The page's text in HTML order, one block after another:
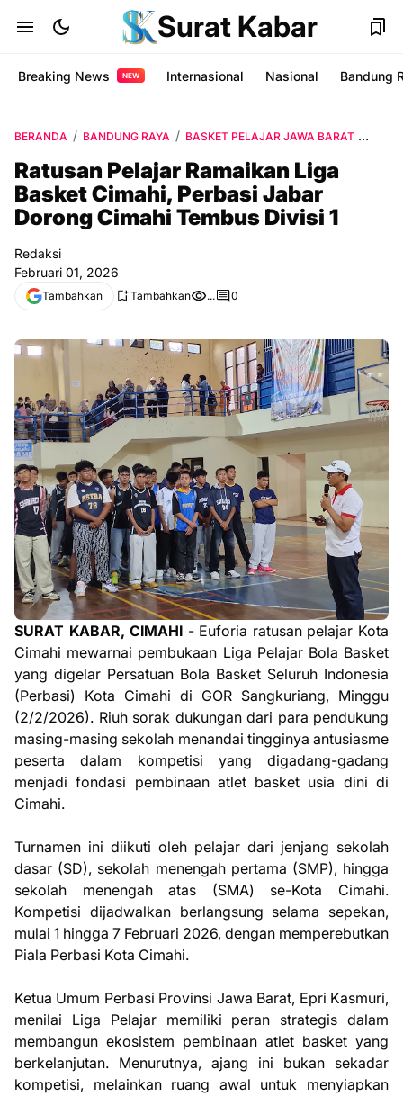
Surat Kabar
Breaking News NEW Internasional Nasional Bandung
BERANDA BANDUNG RAYA BASKET PELAJAR JAWA BARAT
Ratusan Pelajar Ramaikan Liga
Basket Cimahi, Perbasi Jabar
Dorong Cimahi Tembus Divisi 1
Redaksi
Februari 01, 2026
Tambahkan Tambahkan ... 0
SURAT KABAR, CIMAHI - Euforia ratusan pelajar Kota
Cimahi mewarnai pembukaan Liga Pelajar Bola Basket
yang digelar Persatuan Bola Basket Seluruh Indonesia
(Perbasi) Kota Cimahi di GOR Sangkuriang, Minggu
(2/2/2026). Riuh sorak dukungan dari para pendukung
masing-masing sekolah menandai tingginya antusiasme
peserta dalam kompetisi yang digadang-gadang
menjadi fondasi pembinaan atlet basket usia dini di
Cimahi.
Turnamen ini diikuti oleh pelajar dari jenjang sekolah
dasar (SD), sekolah menengah pertama (SMP), hingga
sekolah menengah atas (SMA) se-Kota Cimahi.
Kompetisi dijadwalkan berlangsung selama sepekan,
mulai 1 hingga 7 Februari 2026, dengan memperebutkan
Piala Perbasi Kota Cimahi.
Ketua Umum Perbasi Provinsi Jawa Barat, Epri Kasmuri,
menilai Liga Pelajar memiliki peran strategis dalam
membangun ekosistem pembinaan atlet basket yang
berkelanjutan. Menurutnya, ajang ini bukan sekadar
kompetisi, melainkan ruang awal untuk menyiapkan